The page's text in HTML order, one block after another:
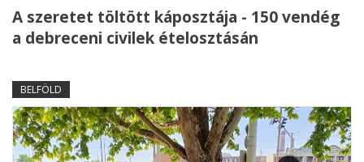
A szeretet töltött káposztája - 150 vendég
a debreceni civilek ételosztásán
BELFÖLD